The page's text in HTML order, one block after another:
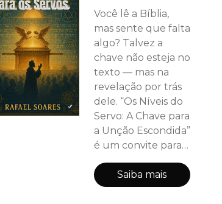
reflexão, mas um
convite à ação para
construir uma
comunidade cristã
fiel, íntegra e
verdadeiramente
transformada.
Você lê a Bíblia,
mas sente que falta
algo? Talvez a
chave não esteja no
texto — mas na
revelação por trás
dele. “Os Níveis do
Servo: A Chave para
a Unção Escondida”
é um convite para
mergulhar em
dimensões
espirituais
Saiba mais